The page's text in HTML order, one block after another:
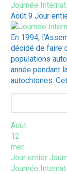
Journée
Août 9Jour
En 1994,
décidé de faire
populations
année pendant
autochtones.
Août
12
mer
Jour entier
Journée